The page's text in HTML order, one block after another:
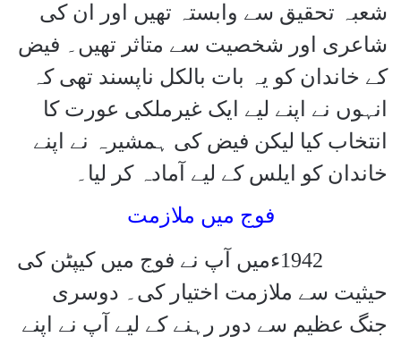
شعبہ تحقیق سے وابستہ تھیں اور ان کی
شاعری اور شخصیت سے متاثر تھیں۔ فیض
کے خاندان کو یہ بات بالکل ناپسند تھی کہ
انہوں نے اپنے لیے ایک غیرملکی عورت کا
انتخاب کیا لیکن فیض کی ہمشیرہ نے اپنے
خاندان کو ایلس کے لیے آمادہ کر لیا۔
فوج میں ملازمت
1942ءمیں آپ نے فوج میں کیپٹن کی
حیثیت سے ملازمت اختیار کی۔ دوسری
جنگ عظیم سے دور رہنے کے لیے آپ نے اپنے